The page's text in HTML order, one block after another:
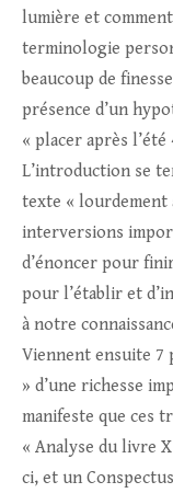
lumière et
terminologie
beaucoup de
présence d’un
« placer après
L’introduction se
texte « lourdement
interversions
d’énoncer pour
pour l’établir et
à notre
Viennent ensuite 7
» d’une richesse
manifeste que ces
« Analyse du livre
ci, et un